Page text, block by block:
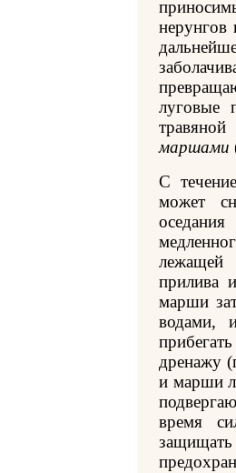
луговые
маршами
С
может
прилива
марши
водами,
дренажу
и марши
время